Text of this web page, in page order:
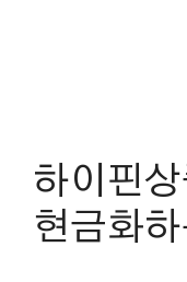
하이핀
현금화